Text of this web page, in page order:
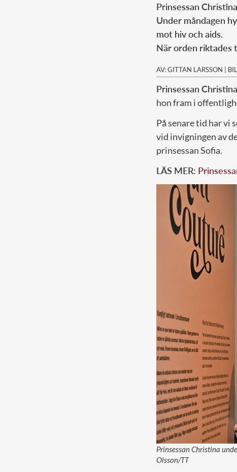
Prinsessan
Under måndagen
mot hiv och aids.
När orden riktades
AV: GITTAN LARSSON |
Prinsessan Christina
hon fram i
På senare tid har vi
vid invigningen av
prinsessan Sofia.
LÄS MER:
Prinsessan Christina
Olsson/TT